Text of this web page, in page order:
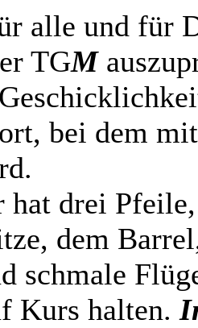
alle und für
TGM
bei dem
hat drei
dem
schmale
Kurs halten.